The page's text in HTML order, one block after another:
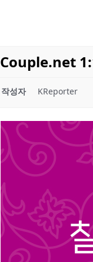
Couple.net
작성자 KReporter